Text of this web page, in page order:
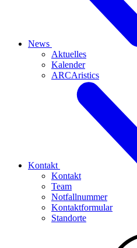
News
Aktuelles
Kalender
ARCAristics
Kontakt
Kontakt
Team
Notfallnummer
Kontaktformular
Standorte